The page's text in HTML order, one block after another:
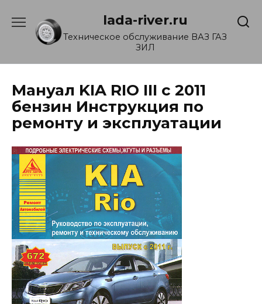
содержанию
lada-river.ru
Техническое обслуживание ВАЗ ГАЗ
ЗИЛ
Мануал KIA RIO III с 2011
бензин Инструкция по
ремонту и эксплуатации